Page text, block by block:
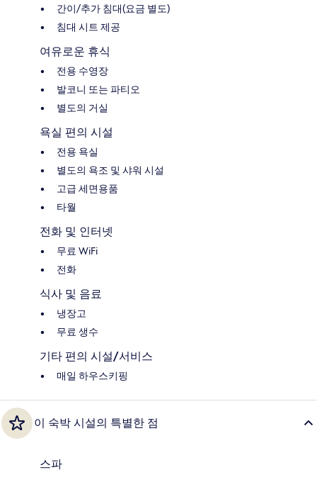
간이/추가 침대(요금 별도)
침대 시트 제공
여유로운 휴식
전용 수영장
발코니 또는 파티오
별도의 거실
욕실 편의 시설
전용 욕실
별도의 욕조 및 샤워 시설
고급 세면용품
타월
전화 및 인터넷
무료 WiFi
전화
식사 및 음료
냉장고
무료 생수
기타 편의 시설/서비스
매일 하우스키핑
이 숙박 시설의 특별한 점
스파